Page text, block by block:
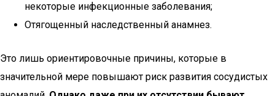
некоторые инфекционные заболевания;
Отягощенный наследственный анамнез.
Это лишь ориентировочные причины, которые в
значительной мере повышают риск развития сосудистых